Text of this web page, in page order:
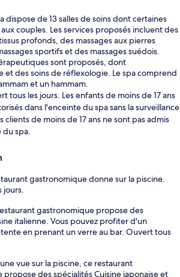
dispose de 13 salles de soins dont certaines
couples. Les services proposés incluent des
profonds, des massages aux pierres
sportifs et des massages suédois.
sont proposés, dont
et des soins de réflexologie. Le spa comprend
et un hammam.
tous les jours. Les enfants de moins de 17 ans
dans l'enceinte du spa sans la surveillance
clients de moins de 17 ans ne sont pas admis
du spa.
gastronomique donne sur la piscine.
jours.
gastronomique propose des
italienne. Vous pouvez profiter d'un
en prenant un verre au bar. Ouvert tous
vue sur la piscine, ce restaurant
des spécialités Cuisine japonaise et